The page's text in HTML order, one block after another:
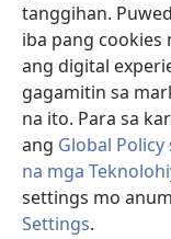
tanggihan.
iba pang cookies
ang digital
gagamitin sa
na ito. Para sa
ang Global
na mga
settings mo
Settings.
na
bagong
window)
JW Hub
(may
bubukas
bagong
window)
JW Library ®
Watchtower
Copyright